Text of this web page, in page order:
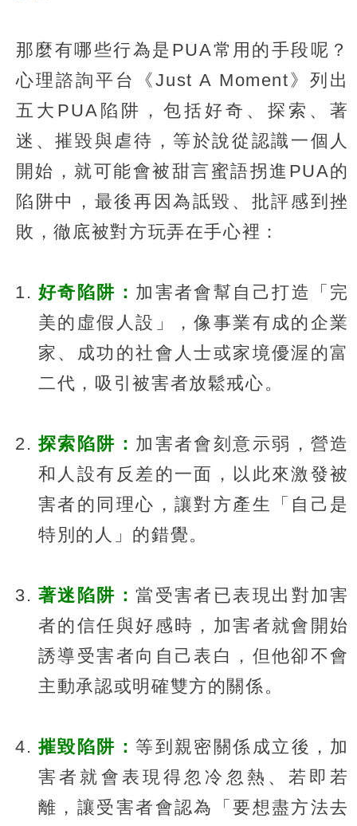
那麼有哪些行為是PUA常用的手段呢？
心理諮詢平台《Just A Moment》列出
五大PUA陷阱，包括好奇、探索、著
迷、摧毀與虐待，等於說從認識一個人
開始，就可能會被甜言蜜語拐進PUA的
陷阱中，最後再因為詆毀、批評感到挫
敗，徹底被對方玩弄在手心裡：
好奇陷阱： 加害者會幫自己打造「完
美的虛假人設」，像事業有成的企業
家、成功的社會人士或家境優渥的富
二代，吸引被害者放鬆戒心。
探索陷阱： 加害者會刻意示弱，營造
和人設有反差的一面，以此來激發被
害者的同理心，讓對方產生「自己是
特別的人」的錯覺。
著迷陷阱：當受害者已表現出對加害
者的信任與好感時，加害者就會開始
誘導受害者向自己表白，但他卻不會
主動承認或明確雙方的關係。
摧毀陷阱： 等到親密關係成立後，加
害者就會表現得忽冷忽熱、若即若
離，讓受害者會認為「要想盡方法去